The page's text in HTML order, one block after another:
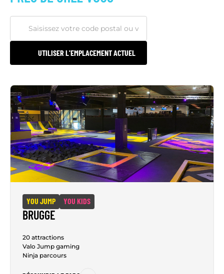
UTILISER L'EMPLACEMENT ACTUEL
YOU JUMP YOU KIDS
BRUGGE
20 attractions
Valo Jump gaming
Ninja parcours